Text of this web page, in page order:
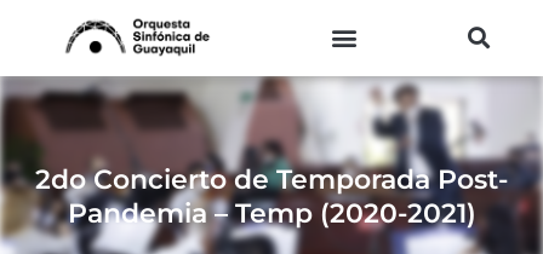
contenido
2do Concierto de Temporada Post-
Pandemia – Temp (2020-2021)